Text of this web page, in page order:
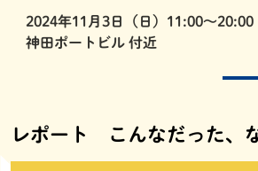
2024年11月3日（日）11:00〜20:00
神田ポートビル 付近
レポート こんなだった、